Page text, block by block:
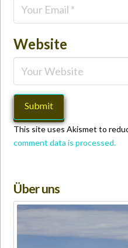
Website
This site uses Akismet to
comment data is processed.
Über uns